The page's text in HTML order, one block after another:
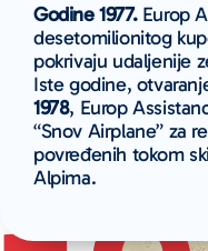
Godine 1977.Europ
desetomilionitog
pokrivaju udaljenije
Iste godine,
1978, Europ
“Snov Airplane” za
povređenih tokom
Alpima.